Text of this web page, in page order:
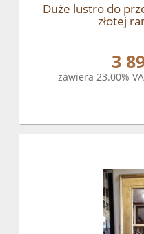
Duże lustro do
złotej
3
zawiera 23.00%